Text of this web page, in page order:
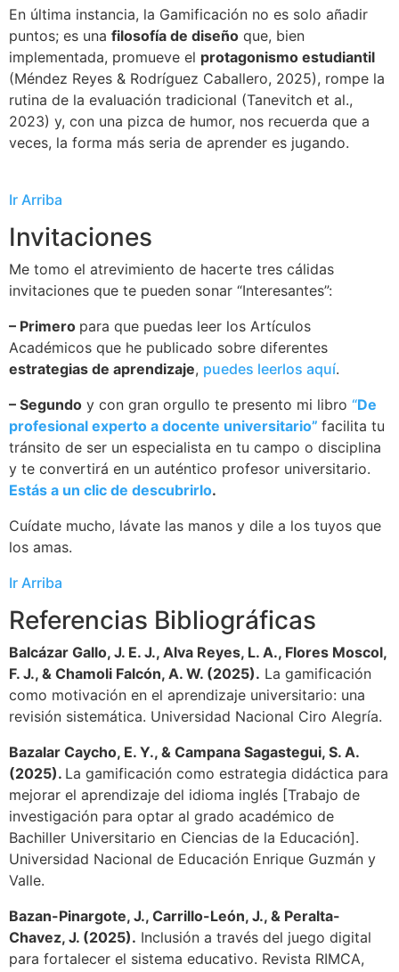
En última instancia, la Gamificación no es solo añadir
puntos; es una filosofía de diseño que, bien
implementada, promueve el protagonismo estudiantil
(Méndez Reyes & Rodríguez Caballero, 2025), rompe la
rutina de la evaluación tradicional (Tanevitch et al.,
2023) y, con una pizca de humor, nos recuerda que a
veces, la forma más seria de aprender es jugando.
Ir Arriba
Invitaciones
Me tomo el atrevimiento de hacerte tres cálidas
invitaciones que te pueden sonar “Interesantes”:
– Primero para que puedas leer los Artículos
Académicos que he publicado sobre diferentes
estrategias de aprendizaje, puedes leerlos aquí.
– Segundo y con gran orgullo te presento mi libro “De
profesional experto a docente universitario” facilita tu
tránsito de ser un especialista en tu campo o disciplina
y te convertirá en un auténtico profesor universitario.
Estás a un clic de descubrirlo.
Cuídate mucho, lávate las manos y dile a los tuyos que
los amas.
Ir Arriba
Referencias Bibliográficas
Balcázar Gallo, J. E. J., Alva Reyes, L. A., Flores Moscol,
F. J., & Chamoli Falcón, A. W. (2025). La gamificación
como motivación en el aprendizaje universitario: una
revisión sistemática. Universidad Nacional Ciro Alegría.
Bazalar Caycho, E. Y., & Campana Sagastegui, S. A.
(2025). La gamificación como estrategia didáctica para
mejorar el aprendizaje del idioma inglés [Trabajo de
investigación para optar al grado académico de
Bachiller Universitario en Ciencias de la Educación].
Universidad Nacional de Educación Enrique Guzmán y
Valle.
Bazan-Pinargote, J., Carrillo-León, J., & Peralta-
Chavez, J. (2025). Inclusión a través del juego digital
para fortalecer el sistema educativo. Revista RIMCA,